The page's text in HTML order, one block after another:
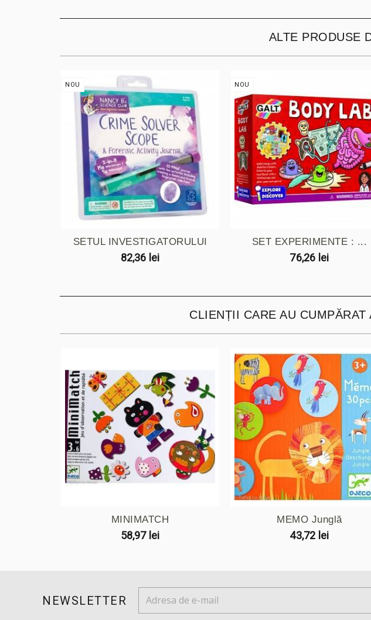
ALTE PRODUSE
NOU
SETUL INVESTIGATORULUI
82,36 lei
NOU
SET EXPERIMENTE : ...
76,26 lei
CLIENȚII CARE AU
MINIMATCH
58,97 lei
MEMO Junglă
43,72 lei
NEWSLETTER